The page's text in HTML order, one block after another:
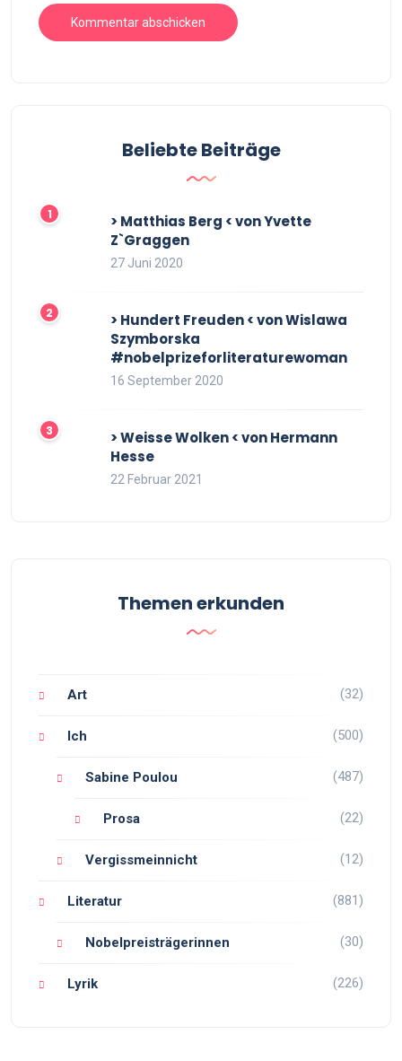
Beliebte Beiträge
> Matthias Berg < von Yvette
Z`Graggen
27 Juni 2020
> Hundert Freuden < von Wislawa
Szymborska
#nobelprizeforliteraturewoman
16 September 2020
> Weisse Wolken < von Hermann
Hesse
22 Februar 2021
Themen erkunden
Art (32)
Ich (500)
Sabine Poulou (487)
Prosa (22)
Vergissmeinnicht (12)
Literatur (881)
Nobelpreisträgerinnen (30)
Lyrik (226)